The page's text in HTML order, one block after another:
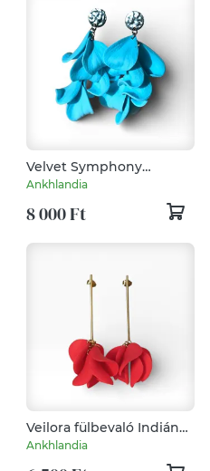
Velvet Symphony
fülbevaló Pasztell Kék
Ankhlandia
8 000 Ft
Veilora fülbevaló Indián
Piros
Ankhlandia